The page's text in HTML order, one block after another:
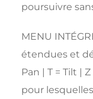
poursuivre
MENU
étendues et
Pan | T = Tilt |
pour